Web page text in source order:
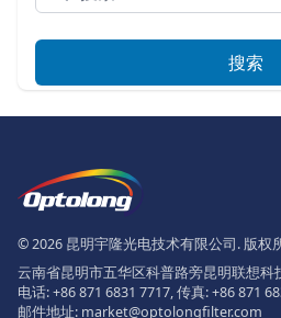
搜索
The Logo of
© 2026 昆明宇隆光电技术有限公司. 版权
云南省昆明市五华区科普路旁昆明联想
电话:+86 871 6831 7717, 传真:+86 871
邮件地址: market@optolongfilter.com